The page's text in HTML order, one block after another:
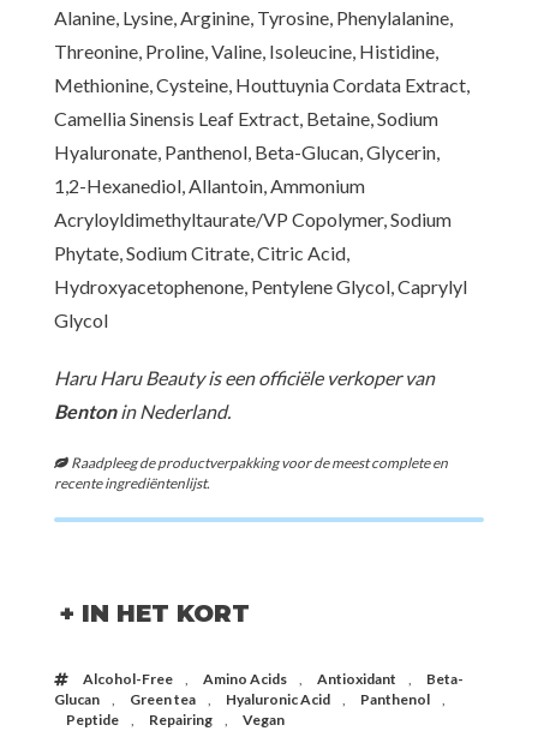
Alanine, Lysine, Arginine, Tyrosine, Phenylalanine,
Threonine, Proline, Valine, Isoleucine, Histidine,
Methionine, Cysteine, Houttuynia Cordata Extract,
Camellia Sinensis Leaf Extract, Betaine, Sodium
Hyaluronate, Panthenol, Beta-Glucan, Glycerin,
1,2-Hexanediol, Allantoin, Ammonium
Acryloyldimethyltaurate/VP Copolymer, Sodium
Phytate, Sodium Citrate, Citric Acid,
Hydroxyacetophenone, Pentylene Glycol, Caprylyl
Glycol
Haru Haru Beauty is een officiële verkoper van
Bentonin Nederland.
Raadpleeg de productverpakking voor de meest complete en
recente ingrediëntenlijst.
+ IN HET KORT
Alcohol-Free , Amino Acids , Antioxidant ,
Beta-
Glucan
, Green tea , Hyaluronic Acid , Panthenol
,
Peptide
, Repairing , Vegan